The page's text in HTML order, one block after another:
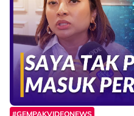
#GEMPAKVIDEONEWS